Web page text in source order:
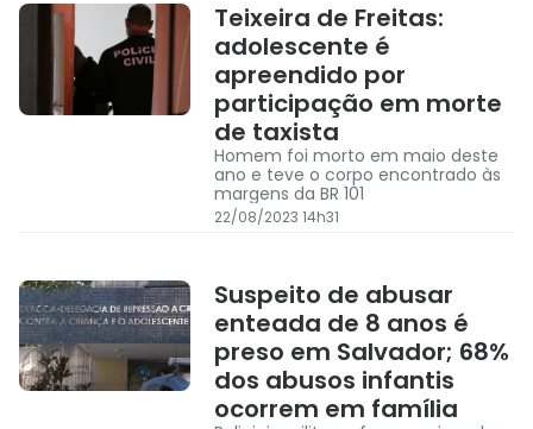
Teixeira de Freitas:
adolescente é
apreendido por
participação em morte
de taxista
Homem foi morto em maio deste
ano e teve o corpo encontrado às
margens da BR 101
22/08/2023 14h31
Suspeito de abusar
enteada de 8 anos é
preso em Salvador; 68%
dos abusos infantis
ocorrem em família